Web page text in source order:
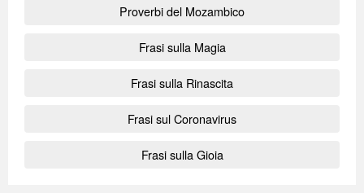
Proverbi del Mozambico
Frasi sulla Magia
Frasi sulla Rinascita
Frasi sul Coronavirus
Frasi sulla Gioia